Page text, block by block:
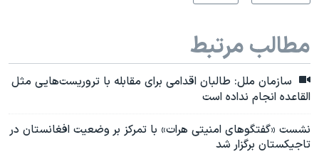
مطالب مرتبط
سازمان ملل: طالبان اقدامی برای مقابله با تروریست‌هایی مثل
القاعده انجام نداده است
نشست «گفتگوهای امنیتی هرات» با تمرکز بر وضعیت افغانستان در
تاجیکستان برگزار شد